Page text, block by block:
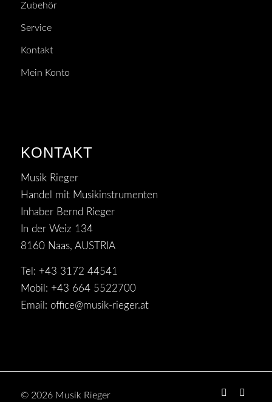
Zubehör
Service
Kontakt
Mein Konto
KONTAKT
Musik Rieger
Handel mit Musikinstrumenten
Inhaber Bernd Rieger
In der Weiz 134
8160 Naas, AUSTRIA
Tel: +43 3172 44541
Mobil: +43 664 5522700
Email: office@musik-rieger.at
© 2026 Musik Rieger